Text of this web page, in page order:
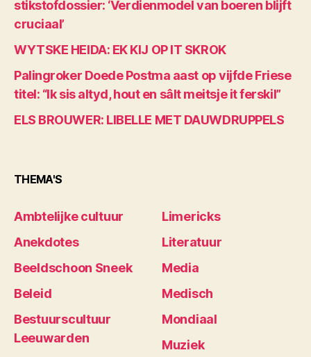
stikstofdossier: ‘Verdienmodel van boeren blijft
cruciaal’
WYTSKE HEIDA: EK KIJ OP IT SKROK
Palingroker Doede Postma aast op vijfde Friese
titel: “Ik sis altyd, hout en sâlt meitsje it ferskil”
ELS BROUWER: LIBELLE MET DAUWDRUPPELS
THEMA'S
Ambtelijke cultuur
Anekdotes
Beeldschoon Sneek
Beleid
Bestuurscultuur
Leeuwarden
Limericks
Literatuur
Media
Medisch
Mondiaal
Muziek